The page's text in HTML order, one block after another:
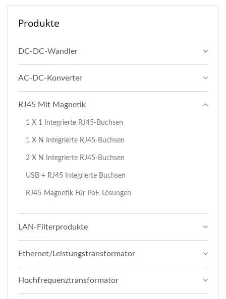
Produkte
DC-DC-Wandler
AC-DC-Konverter
RJ45 Mit Magnetik
1 X 1 Integrierte RJ45-Buchsen
1 X N Integrierte RJ45-Buchsen
2 X N Integrierte RJ45-Buchsen
USB + RJ45 Integrierte Buchsen
RJ45-Magnetik Für PoE-Lösungen
LAN-Filterprodukte
Ethernet/Leistungstransformator
Hochfrequenztransformator